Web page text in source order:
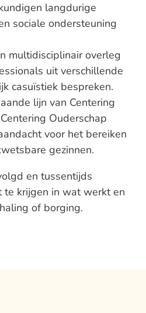
langdurige
sociale ondersteuning
multidisciplinair overleg
uit verschillende
casuïstiek bespreken.
lijn van Centering
Ouderschap
voor het bereiken
gezinnen.
en tussentijds
te krijgen in wat werkt en
of borging.